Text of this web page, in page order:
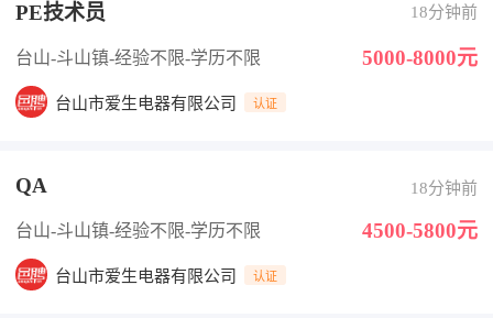
PE技术员 18分钟前
台山-斗山镇-经验不限-学历不限 5000-8000元
台山市爱生电器有限公司 认证
QA 18分钟前
台山-斗山镇-经验不限-学历不限 4500-5800元
台山市爱生电器有限公司 认证